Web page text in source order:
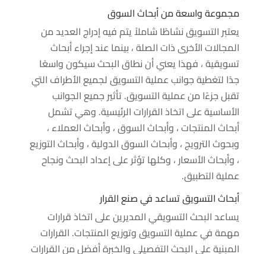
مجموعة واسعة من أبحاث السوق
يعتبر التسويق نشاطًا شاملاً يتم فيه إدراج العديد من
المجالات الأخرى ذات الصلة ، بينما عند إجراء أبحاث
تسويقية ، فهذا يعني أن نطاق البحث سيكون واسعًا
جدًا لتغطية جوانب عملية التسويق لجميع الأطراف التي
تقبل جزءًا من عملية التسويق. تأثير جميع الجوانب
الأساسية على اتخاذ القرارات الرئيسية. وهي تشمل
أبحاث المنتجات ، وأبحاث السوق ، وأبحاث العملاء ،
وبحوث الترويج ، وأبحاث السوق الدولية ، وأبحاث التوزيع
، وأبحاث الأسعار ، وكلها تؤثر على إعداد البحث ونجاح
عملية التطبيق.
أبحاث التسويق تساعد في صنع القرار
يساعد البحث التسويقي المديرين على اتخاذ قرارات
مهمة في عملية التسويق وتوزيع المنتجات. القرارات
المبنية على البحث التفصيلي والخبرة أفضل من القرارات